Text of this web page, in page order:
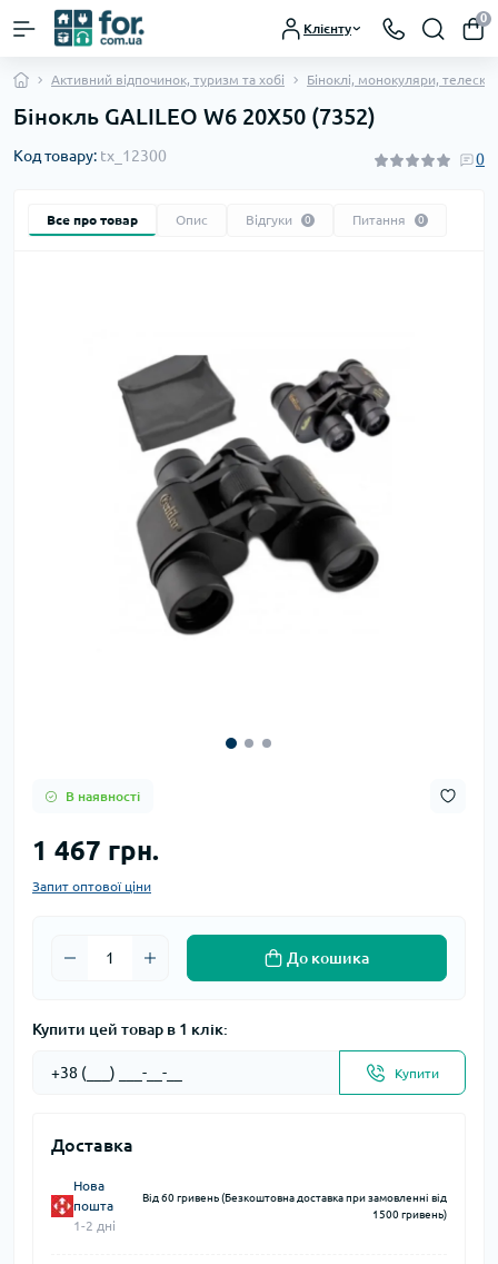
Клієнту
0
Активний відпочинок, туризм та хобі Біноклі, монокуляри,
Бінокль GALILEO W6 20X50 (7352)
Код товару: tx_12300 0
Все про товар Опис Відгуки 0 Питання 0
В наявності
1 467 грн.
Запит оптової ціни
До кошика
Купити цей товар в 1 клік:
Купити
Доставка
Нова
пошта
1-2 дні
Від 60 гривень (Безкоштовна доставка при замовленні від
1500 гривень)